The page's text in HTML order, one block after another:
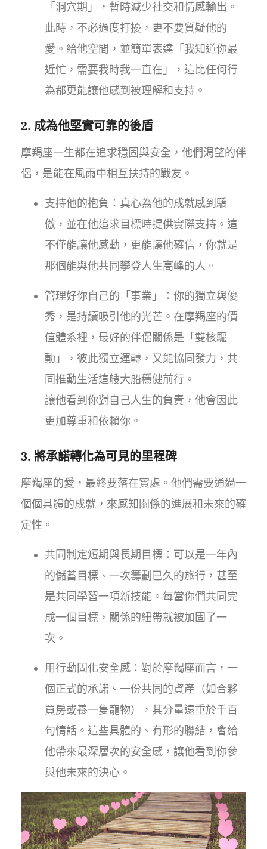
「洞穴期」，暫時減少社交和情感輸出。
此時，不必過度打擾，更不要質疑他的
愛。給他空間，並簡單表達「我知道你最
近忙，需要我時我一直在」，這比任何行
為都更能讓他感到被理解和支持。
2. 成為他堅實可靠的後盾
摩羯座一生都在追求穩固與安全，他們渴望的伴
侶，是能在風雨中相互扶持的戰友。
支持他的抱負：真心為他的成就感到驕
傲，並在他追求目標時提供實際支持。這
不僅能讓他感動，更能讓他確信，你就是
那個能與他共同攀登人生高峰的人。
管理好你自己的「事業」：你的獨立與優
秀，是持續吸引他的光芒。在摩羯座的價
值體系裡，最好的伴侶關係是「雙核驅
動」，彼此獨立運轉，又能協同發力，共
同推動生活這艘大船穩健前行。
讓他看到你對自己人生的負責，他會因此
更加尊重和依賴你。
3. 將承諾轉化為可見的里程碑
摩羯座的愛，最終要落在實處。他們需要通過一
個個具體的成就，來感知關係的進展和未來的確
定性。
共同制定短期與長期目標：可以是一年內
的儲蓄目標、一次籌劃已久的旅行，甚至
是共同學習一項新技能。每當你們共同完
成一個目標，關係的紐帶就被加固了一
次。
用行動固化安全感：對於摩羯座而言，一
個正式的承諾、一份共同的資產（如合夥
買房或養一隻寵物），其分量遠重於千百
句情話。這些具體的、有形的聯結，會給
他帶來最深層次的安全感，讓他看到你參
與他未來的決心。